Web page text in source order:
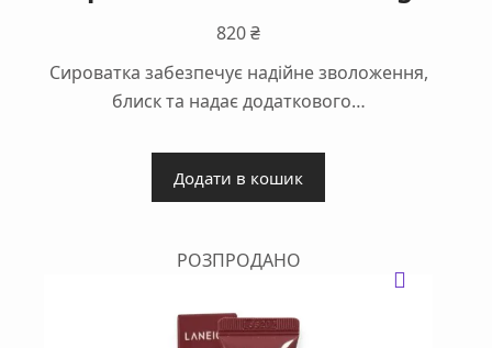
820₴
Сироватка забезпечує надійне зволоження,
блиск та надає додаткового…
Додати в кошик
РОЗПРОДАНО